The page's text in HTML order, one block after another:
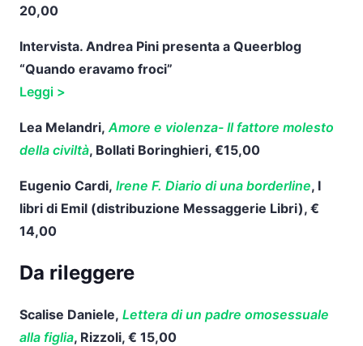
20,00
Intervista. Andrea Pini presenta a Queerblog
“Quando eravamo froci”
Leggi >
Lea Melandri, Amore e violenza- Il fattore molesto
della civiltà, Bollati Boringhieri, €15,00
Eugenio Cardi, Irene F. Diario di una borderline, I
libri di Emil (distribuzione Messaggerie Libri), €
14,00
Da rileggere
Scalise Daniele, Lettera di un padre omosessuale
alla figlia, Rizzoli, € 15,00